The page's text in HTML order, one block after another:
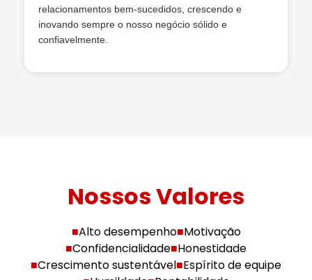
relacionamentos bem-sucedidos, crescendo e
inovando sempre o nosso negócio sólido e
confiavelmente.
Nossos Valores
■Alto desempenho■Motivação
■Confidencialidade■Honestidade
■Crescimento sustentável■Espírito de equipe